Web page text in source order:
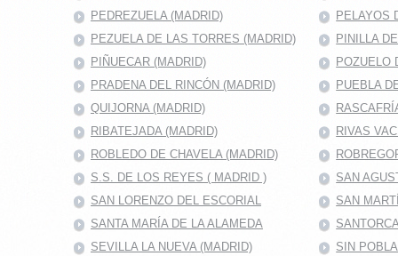
PEDREZUELA (MADRID)
PELAYOS
PEZUELA DE LAS TORRES (MADRID)
PINILLA
PIÑUECAR (MADRID)
POZUELO
PRADENA DEL RINCÓN (MADRID)
PUEBLA
QUIJORNA (MADRID)
RIBATEJADA (MADRID)
RIVAS
ROBLEDO DE CHAVELA (MADRID)
S.S. DE LOS REYES ( MADRID )
SAN
SAN LORENZO DEL ESCORIAL
SAN
SANTA MARÍA DE LA ALAMEDA
SEVILLA LA NUEVA (MADRID)
SIN